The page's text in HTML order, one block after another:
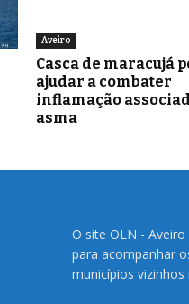
Aveiro
Casca de maracujá
ajudar a combater
inflamação
asma
O site OLN -
para acompanhar
municípios